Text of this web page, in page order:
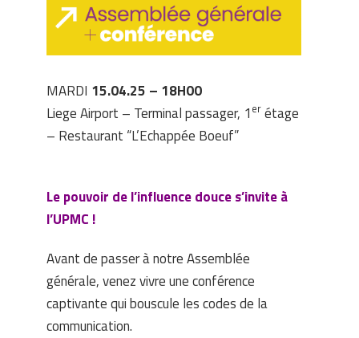
MARDI 15.04.25 – 18H00
Liege Airport – Terminal passager, 1 er étage
– Restaurant “L’Echappée Boeuf”
Le pouvoir de l’influence douce s’invite à
l’UPMC !
Avant de passer à notre Assemblée
générale, venez vivre une conférence
captivante qui bouscule les codes de la
communication.